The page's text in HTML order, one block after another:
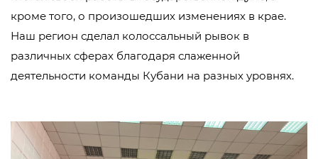
кроме того, о произошедших изменениях в крае.
Наш регион сделал колоссальный рывок в
различных сферах благодаря слаженной
деятельности команды Кубани на разных уровнях.